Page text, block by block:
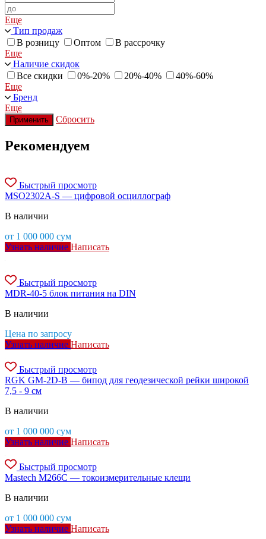
Еще
Тип продаж
В розницу
Оптом
В рассрочку
Еще
Наличие скидок
Все скидки
0%-20% 20%-40%
40%-60%
Еще
Бренд
Еще
Применить Сбросить
Рекомендуем
Быстрый просмотр
MSO2302A-S — цифровой осциллограф
В наличии
от 1 000 000 сум
Узнать наличие Написать
Быстрый просмотр
MDR-40-5 блок питания на DIN
В наличии
Цена по запросу
Узнать наличие Написать
Быстрый просмотр
RGK GM-2D-B — бипод для геодезической рейки широкой
7,5 - 9 см
В наличии
от 1 000 000 сум
Узнать наличие Написать
Быстрый просмотр
Mastech M266C — токоизмерительные клещи
В наличии
от 1 000 000 сум
Узнать наличие Написать